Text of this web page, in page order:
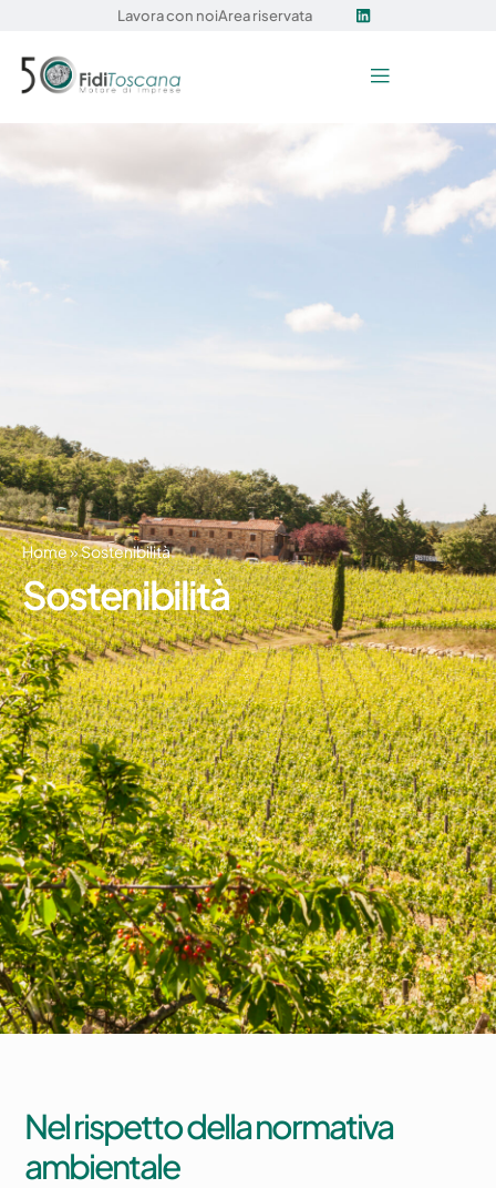
Lavora con noiArea riservata
Home»Sostenibilità
Sostenibilità
Nel rispetto della normativa
ambientale